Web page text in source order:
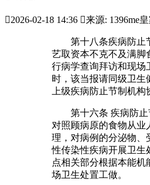
2026-02-18 14:36 来源: 1396me
第十八条疾病防止
艺取资本不克不及满脚
行病学查询拜访和现场
时，该当报请同级卫生
上级疾病防止节制机构
第十六条 疾病防止
对照顾病原的食物从业
理，对病例的分泌物、
性传染性疾病开展卫生
点相关部分根据本能机
场卫生处置工做。